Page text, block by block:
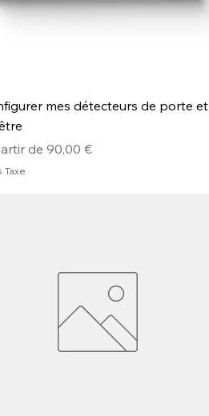
mes détecteurs de porte et
de 90,00 €
promotionnel
Taxe